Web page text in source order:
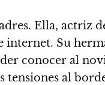
Ella, actriz
internet. Su
conocer al
al